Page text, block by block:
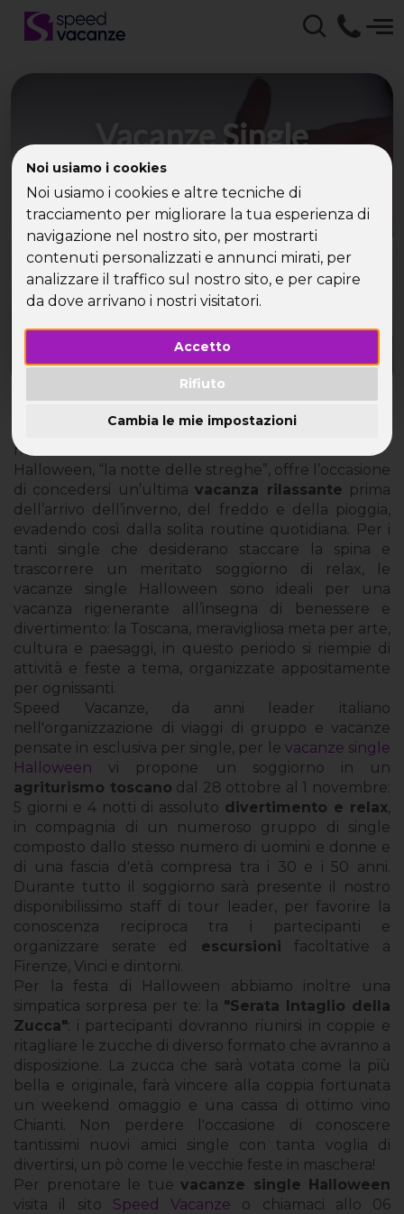
Noi usiamo i cookies
Noi usiamo i cookies e altre tecniche di
tracciamento per migliorare la tua esperienza di
navigazione nel nostro sito, per mostrarti
contenuti personalizzati e annunci mirati, per
analizzare il traffico sul nostro sito, e per capire
da dove arrivano i nostri visitatori.
Accetto
Rifiuto
Cambia le mie impostazioni
Vacanze Single
Halloween con Speed
Vacanze: viaggi di
gruppo per conoscere
amici single!
Speed Vacanze: ad Halloween, la tua vacanza
mostruosamente divertente!
Halloween, “la notte delle streghe”, offre l’occasione
di concedersi un’ultimavacanza rilassante prima
dell’arrivo dell’inverno, del freddo e della pioggia,
evadendo così dalla solita routine quotidiana. Per i
tanti single che desiderano staccare la spina e
trascorrere un meritato soggiorno di relax, le
vacanze single Halloween sono ideali per una
vacanza rigenerante all’insegna di benessere e
divertimento: la Toscana, meravigliosa meta per arte,
cultura e paesaggi, in questo periodo si riempie di
attività e feste a tema, organizzate appositamente
per ognissanti.
Speed Vacanze, da anni leader italiano
nell'organizzazione di viaggi di gruppo e vacanze
pensate in esclusiva per single, per le vacanze single
Halloween vi propone un soggiorno in un
agriturismo toscano dal 28 ottobre al 1 novembre:
5 giorni e 4 notti di assoluto divertimento e relax,
in compagnia di un numeroso gruppo di single
composto dallo stesso numero di uomini e donne e
di una fascia d'età compresa tra i 30 e i 50 anni.
Durante tutto il soggiorno sarà presente il nostro
disponibilissimo staff di tour leader, per favorire la
conoscenza reciproca tra i partecipanti e
organizzare serate ed escursioni facoltative a
Firenze, Vinci e dintorni.
Per la festa di Halloween abbiamo inoltre una
simpatica sorpresa per te: la "Serata Intaglio della
Zucca": i partecipanti dovranno riunirsi in coppie e
ritagliare le zucche di diverso formato che avranno a
disposizione. La zucca che sarà votata come la più
bella e originale, farà vincere alla coppia fortunata
un weekend omaggio e una cassa di ottimo vino
Chianti. Non perdere l'occasione di conoscere
tantissimi nuovi amici single con tanta voglia di
divertirsi, un pò come le vecchie feste in maschera!
Per prenotare le tue vacanze single Halloween
visita il sito Speed Vacanze o chiamaci allo 06